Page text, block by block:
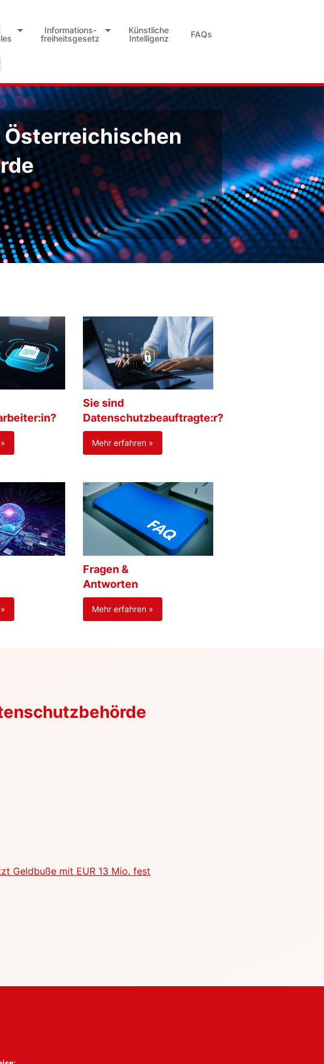
Informations-
freiheitsgesetz
Künstliche
Intelligenz
FAQs
Sie sind
Datenschutzbeauftragte:r?
Mehr erfahren »
Fragen &
Antworten
Mehr erfahren »
Geldbuße mit EUR 13 Mio. fest